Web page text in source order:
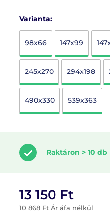
Varianta:
98x66 147x99
245x270 294x198
490x330 539x363
Raktáron > 10 db
13 150 Ft
10 868 Ft Ár áfa nélkül